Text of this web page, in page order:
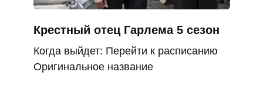
Крестный отец Гарлема 5 сезон
Когда выйдет: Перейти к расписанию
Оригинальное название